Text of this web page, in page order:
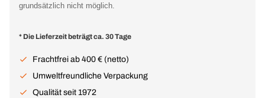
grundsätzlich nicht möglich.
* Die Lieferzeit beträgt ca. 30 Tage
Frachtfrei ab 400 € (netto)
Umweltfreundliche Verpackung
Qualität seit 1972